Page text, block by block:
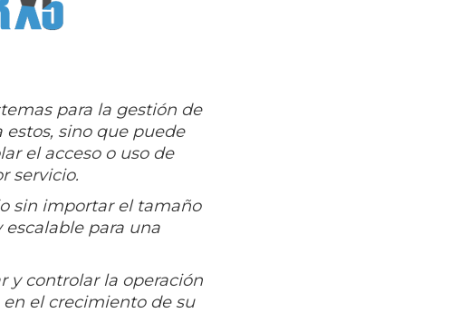
para la gestión de
sino que puede
el acceso o uso de
servicio.
sin importar el tamaño
para una
y controlar la operación
el crecimiento de su